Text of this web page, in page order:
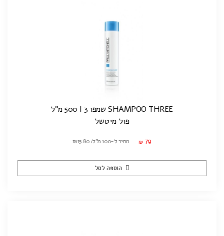
SHAMPOO THREE שמפו 3 | 500 מ"ל
פול מיטשל
₪ 79 מחיר ל-100 מ"ל: ₪15.80
הוספה לסל